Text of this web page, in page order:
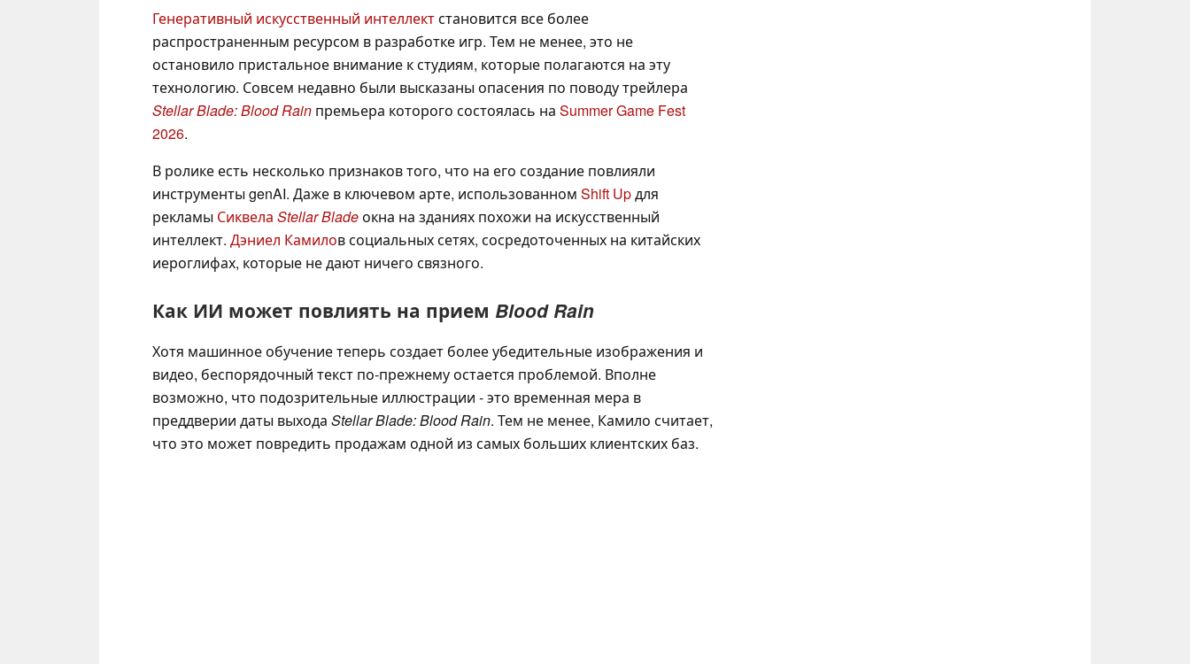
Генеративный искусственный интеллектстановится все более
распространенным ресурсом в разработке игр. Тем не менее, это не
остановило пристальное внимание к студиям, которые полагаются на эту
технологию. Совсем недавно были высказаны опасения по поводу трейлера
Stellar Blade: Blood Rain премьера которого состоялась на Summer Game Fest
2026.
В ролике есть несколько признаков того, что на его создание повлияли
инструменты genAI. Даже в ключевом арте, использованном Shift Upдля
рекламы Сиквела Stellar Bladeокна на зданиях похожи на искусственный
интеллект. Дэниел Камилов социальных сетях, сосредоточенных на китайских
иероглифах, которые не дают ничего связного.
Как ИИ может повлиять на прием Blood Rain
Хотя машинное обучение теперь создает более убедительные изображения и
видео, беспорядочный текст по-прежнему остается проблемой. Вполне
возможно, что подозрительные иллюстрации - это временная мера в
преддверии даты выхода Stellar Blade: Blood Rain. Тем не менее, Камило считает,
что это может повредить продажам одной из самых больших клиентских баз.